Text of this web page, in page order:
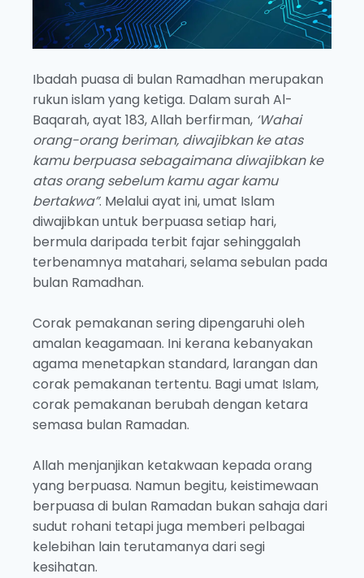
Ibadah puasa di bulan Ramadhan merupakan
rukun islam yang ketiga. Dalam surah Al-
Baqarah, ayat 183, Allah berfirman, ‘Wahai
orang-orang beriman, diwajibkan ke atas
kamu berpuasa sebagaimana diwajibkan ke
atas orang sebelum kamu agar kamu
bertakwa”. Melalui ayat ini, umat Islam
diwajibkan untuk berpuasa setiap hari,
bermula daripada terbit fajar sehinggalah
terbenamnya matahari, selama sebulan pada
bulan Ramadhan.
Corak pemakanan sering dipengaruhi oleh
amalan keagamaan. Ini kerana kebanyakan
agama menetapkan standard, larangan dan
corak pemakanan tertentu. Bagi umat Islam,
corak pemakanan berubah dengan ketara
semasa bulan Ramadan.
Allah menjanjikan ketakwaan kepada orang
yang berpuasa. Namun begitu, keistimewaan
berpuasa di bulan Ramadan bukan sahaja dari
sudut rohani tetapi juga memberi pelbagai
kelebihan lain terutamanya dari segi
kesihatan.